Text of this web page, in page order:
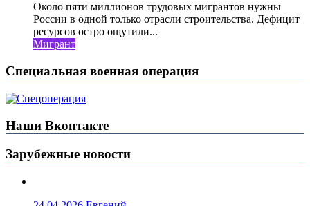
Около пяти миллионов трудовых мигрантов нужны
России в одной только отрасли строительства. Дефицит
ресурсов остро ощутили...
Мигрант
Специальная военная операция
Наши Вконтакте
Зарубежные новости